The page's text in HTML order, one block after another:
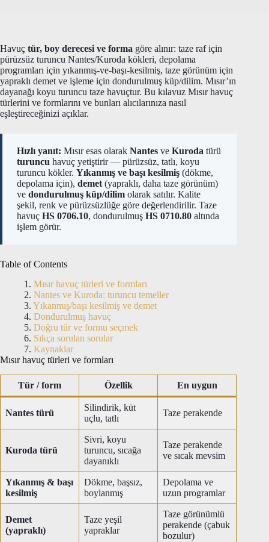
Havuç tür, boy derecesi ve forma göre alınır: taze raf için
pürüzsüz turuncu Nantes/Kuroda kökleri, depolama
programları için yıkanmış-ve-başı-kesilmiş, taze görünüm için
yapraklı demet ve işleme için dondurulmuş küp/dilim. Mısır’ın
dayanağı koyu turuncu taze havuçtur. Bu kılavuz Mısır havuç
türlerini ve formlarını ve bunları alıcılarınıza nasıl
eşleştireceğinizi açıklar.
Hızlı yanıt: Mısır esas olarak Nantes ve Kuroda türü
turuncu havuç yetiştirir — pürüzsüz, tatlı, koyu
turuncu kökler. Yıkanmış ve başı kesilmiş (dökme,
depolama için), demet (yapraklı, daha taze görünüm)
ve dondurulmuş küp/dilim olarak satılır. Kalite
şekil, renk ve pürüzsüzlüğe göre değerlendirilir. Taze
havuç HS 0706.10, dondurulmuş HS 0710.80 altında
işlem görür.
Table of Contents
Mısır havuç türleri ve formları
Nantes ve Kuroda: turuncu temeller
Yıkanmış/başı kesilmiş ve demet
Dondurulmuş havuç
Doğru tür ve formu seçmek
Sıkça sorulan sorular
Kaynaklar
Mısır havuç türleri ve formları
Tür / form Özellik En uygun
Nantes türü
Silindirik, küt
uçlu, tatlı
Taze perakende
Kuroda türü
Sivri, koyu
turuncu, sıcağa
dayanıklı
Taze perakende
ve sıcak mevsim
Yıkanmış & başı
kesilmiş
Dökme, başsız,
boylanmış
Depolama ve
uzun programlar
Demet
(yapraklı)
Taze yeşil
yapraklar
Taze görünümlü
perakende (çabuk
bozulur)